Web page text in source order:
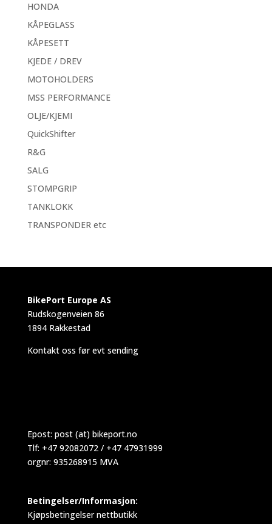
HONDA
KÅPEGLASS
KÅPESETT
KJEDE / DREV
MOTOHOLDERS
MSS PERFORMANCE
OLJE/KJEMI
QuickShifter
R&G
SALG
STOMPGRIP
TANKLOKK
TRANSPONDER etc
BikePort Europe AS
Rudskogenveien 86
1894 Rakkestad
Kontakt oss før evt sending
Epost: post (at) bikeport.no
Tlf: +47 92082072 / +47 47931999
orgnr: 935268915 MVA
Betingelser/Informasjon:
Kjøpsbetingelser nettbutikk